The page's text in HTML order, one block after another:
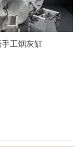
工烟灰缸